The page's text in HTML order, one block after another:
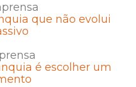
que não evolui
é escolher um